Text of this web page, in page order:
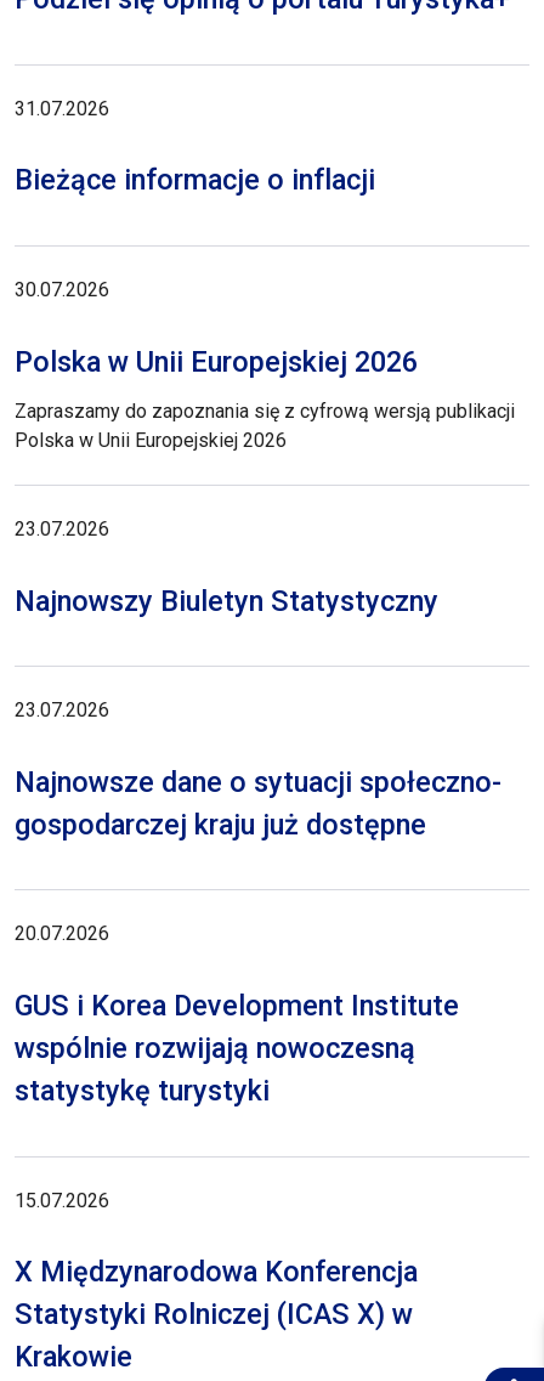
31.07.2026
Bieżące informacje o inflacji
30.07.2026
Polska w Unii Europejskiej 2026
Zapraszamy do zapoznania się z cyfrową wersją publikacji
Polska w Unii Europejskiej 2026
23.07.2026
Najnowszy Biuletyn Statystyczny
23.07.2026
Najnowsze dane o sytuacji społeczno-
gospodarczej kraju już dostępne
20.07.2026
GUS i Korea Development Institute
wspólnie rozwijają nowoczesną
statystykę turystyki
15.07.2026
X Międzynarodowa Konferencja
Statystyki Rolniczej (ICAS X) w
Krakowie